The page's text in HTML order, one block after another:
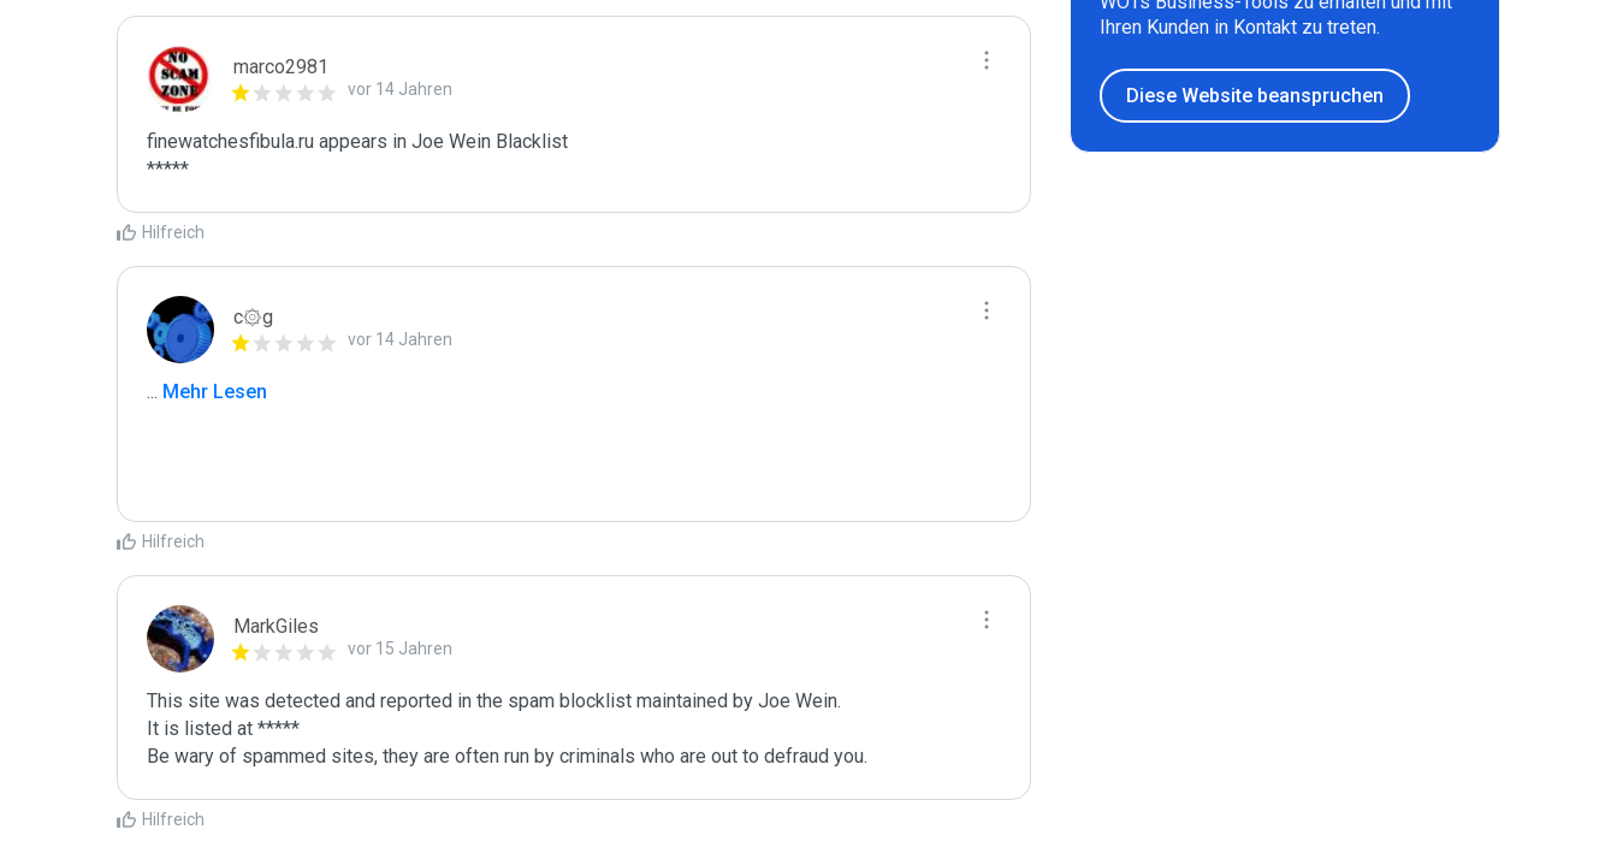
marco2981
vor 14 Jahren
finewatchesfibula.ru appears in Joe Wein Blacklist
*****
Hilfreich
c۞g
vor 14 Jahren
... Mehr Lesen
Hilfreich
MarkGiles
vor 15 Jahren
This site was detected and reported in the spam blocklist maintained by Joe Wein.
It is listed at *****
Be wary of spammed sites, they are often run by criminals who are out to defraud you.
Hilfreich
Ihren Kunden in Kontakt zu treten.
Diese Website beanspruchen